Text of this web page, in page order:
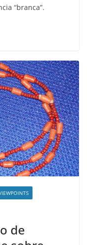
“branca”.
de